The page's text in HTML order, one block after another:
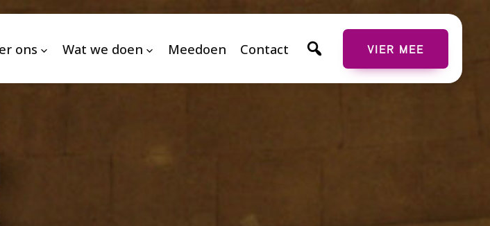
ons Wat we doen Meedoen Contact VIER MEE